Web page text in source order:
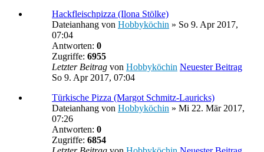
Hackfleischpizza (Ilona Stölke)
Dateianhang von Hobbyköchin » So 9. Apr 2017,
07:04
Antworten: 0
Zugriffe: 6955
Letzter Beitrag von Hobbyköchin Neuester Beitrag
So 9. Apr 2017, 07:04
Türkische Pizza (Margot Schmitz-Lauricks)
Dateianhang von Hobbyköchin » Mi 22. Mär 2017,
07:26
Antworten: 0
Zugriffe: 6854